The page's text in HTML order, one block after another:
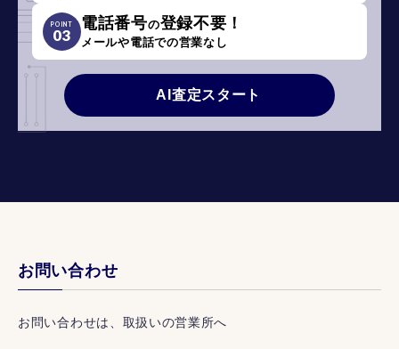
POINT
03
電話番号の登録不要！
メールや電話での営業なし
AI査定スタート
お問い合わせ
お問い合わせは、取扱いの営業所へ